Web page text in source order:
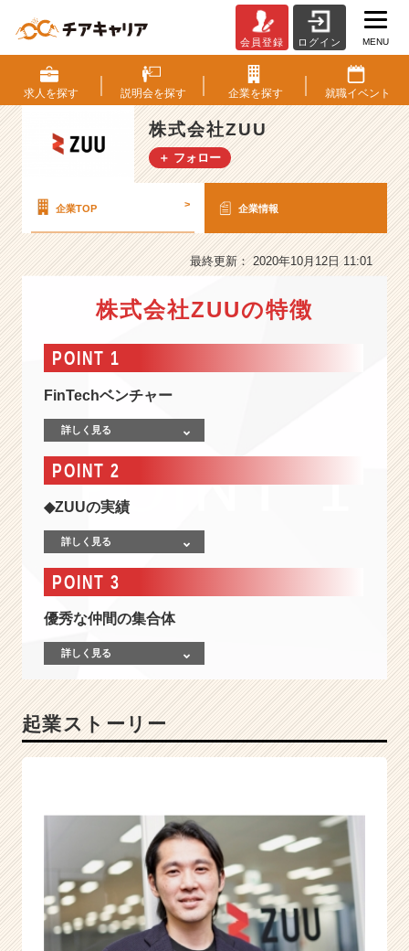
式
会
社
Z
U
U
の
-
東
証
ー
ズ
e
h
チ
ャ
ー
|
ン
チ
ャ
企
業
か
ら
ス
カ
会員登録 ログイン MENU
求人を探す 説明会を探す 企業を探す 就職イベント
株式会社ZUU
＋ フォロー
企業TOP > 企業情報
最終更新： 2020年10月12日 11:01
株式会社ZUUの特徴
POINT 1
FinTechベンチャー
詳しく見る
POINT 2
◆ZUUの実績
詳しく見る
POINT 3
優秀な仲間の集合体
詳しく見る
起業ストーリー